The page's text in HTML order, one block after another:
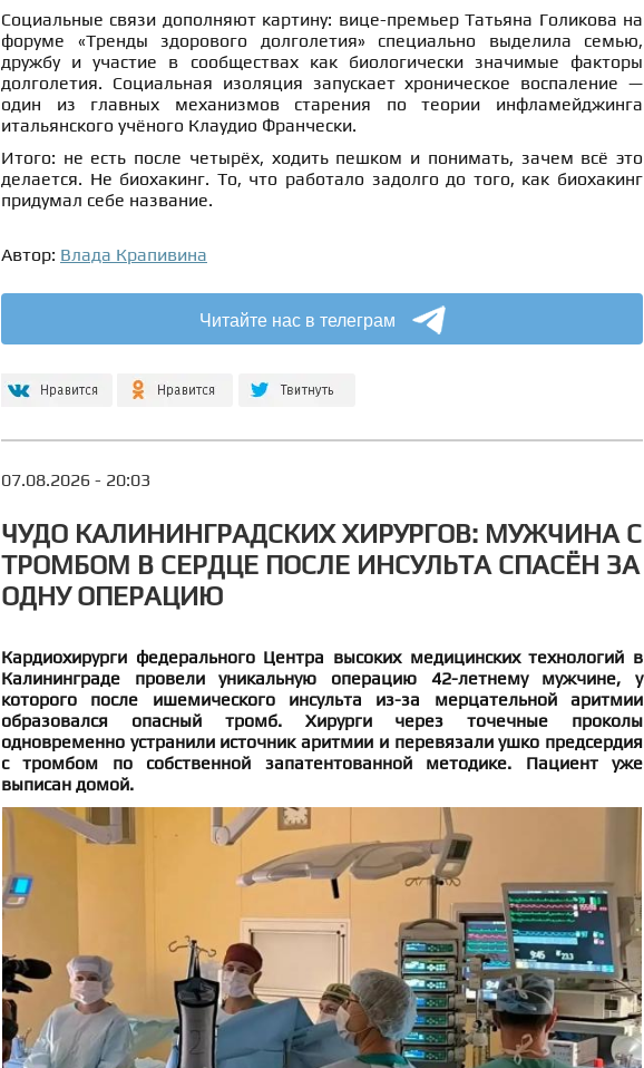
Социальные связи дополняют картину: вице-премьер Татьяна Голикова на
форуме «Тренды здорового долголетия» специально выделила семью,
дружбу и участие в сообществах как биологически значимые факторы
долголетия. Социальная изоляция запускает хроническое воспаление —
один из главных механизмов старения по теории инфламейджинга
итальянского учёного Клаудио Франчески.
Итого: не есть после четырёх, ходить пешком и понимать, зачем всё это
делается. Не биохакинг. То, что работало задолго до того, как биохакинг
придумал себе название.
Автор: Влада Крапивина
Читайте нас в телеграм
07.08.2026 - 20:03
ЧУДО КАЛИНИНГРАДСКИХ ХИРУРГОВ: МУЖЧИНА С
ТРОМБОМ В СЕРДЦЕ ПОСЛЕ ИНСУЛЬТА СПАСЁН ЗА
ОДНУ ОПЕРАЦИЮ
Кардиохирурги федерального Центра высоких медицинских технологий в
Калининграде провели уникальную операцию 42-летнему мужчине, у
которого после ишемического инсульта из-за мерцательной аритмии
образовался опасный тромб. Хирурги через точечные проколы
одновременно устранили источник аритмии и перевязали ушко предсердия
с тромбом по собственной запатентованной методике. Пациент уже
выписан домой.